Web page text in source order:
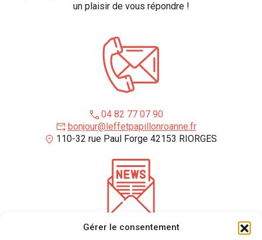
Gérer le consentement
un plaisir de vous répondre !
04 82 77 07 90
bonjour@leffetpapillonroanne.fr
110-32 rue Paul Forge 42153 RIORGES
champs requis